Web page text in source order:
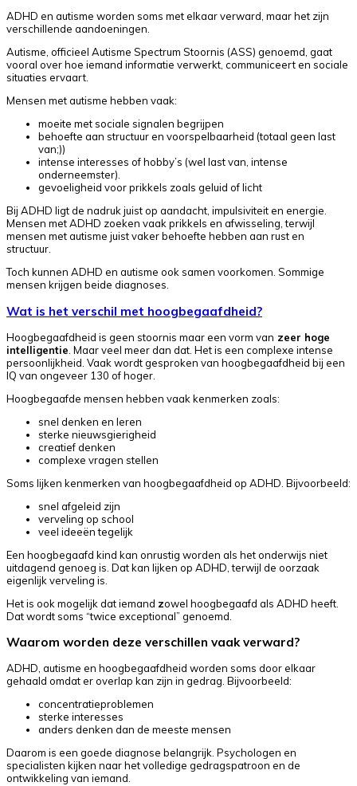
ADHD en autisme worden soms met elkaar verward, maar het zijn
verschillende aandoeningen.
Autisme, officieel Autisme Spectrum Stoornis (ASS) genoemd, gaat
vooral over hoe iemand informatie verwerkt, communiceert en sociale
situaties ervaart.
Mensen met autisme hebben vaak:
moeite met sociale signalen begrijpen
behoefte aan structuur en voorspelbaarheid (totaal geen last
van;))
intense interesses of hobby’s (wel last van, intense
onderneemster).
gevoeligheid voor prikkels zoals geluid of licht
Bij ADHD ligt de nadruk juist op aandacht, impulsiviteit en energie.
Mensen met ADHD zoeken vaak prikkels en afwisseling, terwijl
mensen met autisme juist vaker behoefte hebben aan rust en
structuur.
Toch kunnen ADHD en autisme ook samen voorkomen. Sommige
mensen krijgen beide diagnoses.
Wat is het verschil met hoogbegaafdheid?
Hoogbegaafdheid is geen stoornis maar een vorm van zeer hoge
intelligentie . Maar veel meer dan dat. Het is een complexe intense
persoonlijkheid. Vaak wordt gesproken van hoogbegaafdheid bij een
IQ van ongeveer 130 of hoger.
Hoogbegaafde mensen hebben vaak kenmerken zoals:
snel denken en leren
sterke nieuwsgierigheid
creatief denken
complexe vragen stellen
Soms lijken kenmerken van hoogbegaafdheid op ADHD. Bijvoorbeeld:
snel afgeleid zijn
verveling op school
veel ideeën tegelijk
Een hoogbegaafd kind kan onrustig worden als het onderwijs niet
uitdagend genoeg is. Dat kan lijken op ADHD, terwijl de oorzaak
eigenlijk verveling is.
Het is ook mogelijk dat iemand zowel hoogbegaafd als ADHD heeft.
Dat wordt soms “twice exceptional” genoemd.
Waarom worden deze verschillen vaak verward?
ADHD, autisme en hoogbegaafdheid worden soms door elkaar
gehaald omdat er overlap kan zijn in gedrag. Bijvoorbeeld:
concentratieproblemen
sterke interesses
anders denken dan de meeste mensen
Daarom is een goede diagnose belangrijk. Psychologen en
specialisten kijken naar het volledige gedragspatroon en de
ontwikkeling van iemand.